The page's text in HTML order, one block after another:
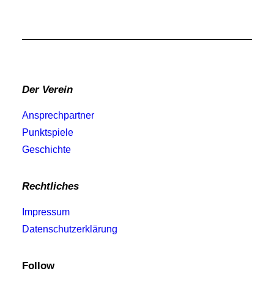
Der Verein
Ansprechpartner
Punktspiele
Geschichte
Rechtliches
Impressum
Datenschutzerklärung
Follow